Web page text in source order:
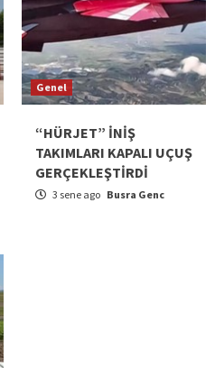
Genel
“HÜRJET” İNİŞ
TAKIMLARI KAPALI UÇUŞ
GERÇEKLEŞTİRDİ
3 sene ago Busra Genc